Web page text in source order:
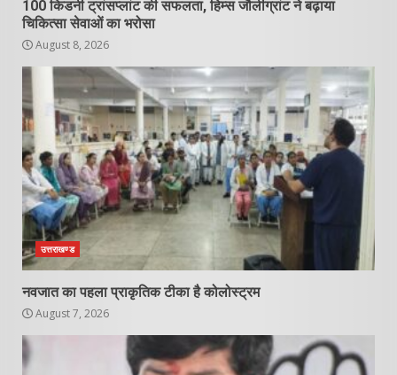
100 किडनी ट्रांसप्लांट की सफलता, हिम्स जौलीग्रांट ने बढ़ाया
चिकित्सा सेवाओं का भरोसा
August 8, 2026
उत्तराखण्ड
नवजात का पहला प्राकृतिक टीका है कोलोस्ट्रम
August 7, 2026